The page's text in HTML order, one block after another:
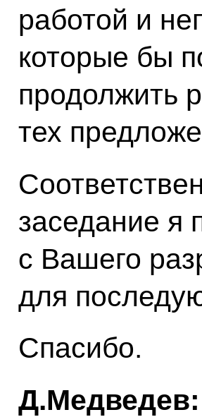
работой и
которые бы
продолжить
тех
заседание я
с Вашего
для
Спасибо.
Д.Медведев: